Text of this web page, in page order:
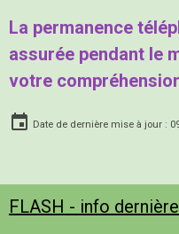
La permanence
assurée pendant le
votre
Date de dernière mise à jour :
FLASH - info